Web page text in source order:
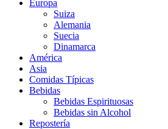
Europa
Suiza
Alemania
Suecia
Dinamarca
América
Asia
Comidas Típicas
Bebidas
Bebidas Espirituosas
Bebidas sin Alcohol
Repostería